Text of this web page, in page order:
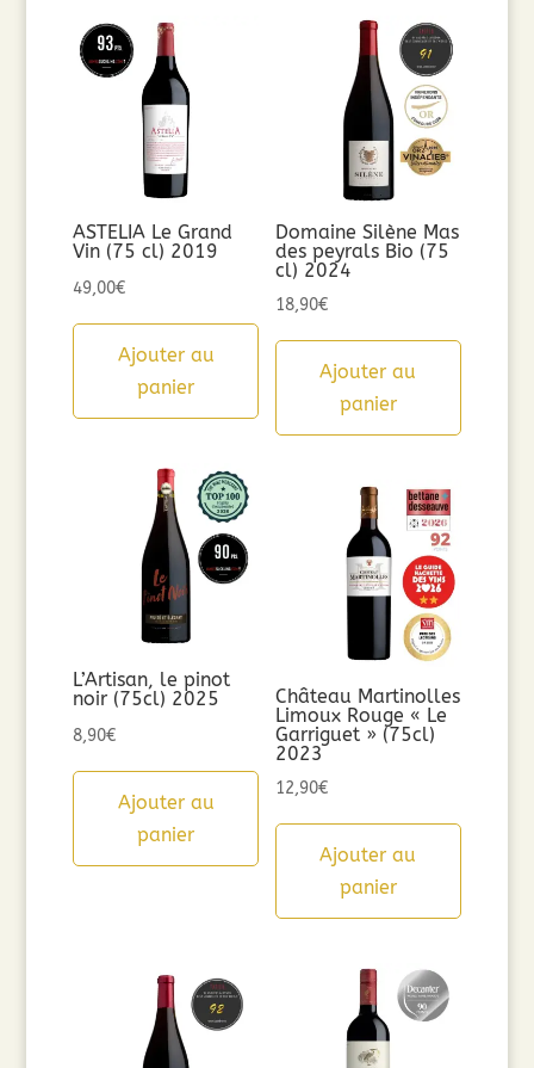
ASTELIA Le Grand
Vin (75 cl) 2019
49,00€
Ajouter au
panier
Domaine Silène Mas
des peyrals Bio (75
cl) 2024
18,90€
Ajouter au
panier
L’Artisan, le pinot
noir (75cl) 2025
8,90€
Ajouter au
panier
Château Martinolles
Limoux Rouge « Le
Garriguet » (75cl)
2023
12,90€
Ajouter au
panier